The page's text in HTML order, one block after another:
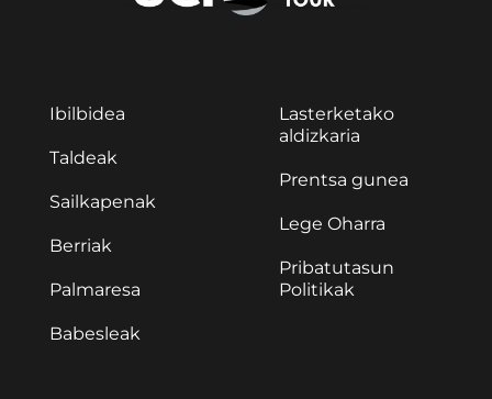
Ibilbidea
Taldeak
Sailkapenak
Berriak
Palmaresa
Babesleak
Lasterketako
aldizkaria
Prentsa gunea
Lege Oharra
Pribatutasun
Politikak